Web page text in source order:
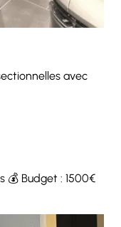
avec
💰 Budget : 1500€